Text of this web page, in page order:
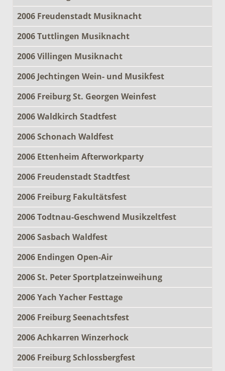
2006 Freudenstadt Musiknacht
2006 Tuttlingen Musiknacht
2006 Villingen Musiknacht
2006 Jechtingen Wein- und Musikfest
2006 Freiburg St. Georgen Weinfest
2006 Waldkirch Stadtfest
2006 Schonach Waldfest
2006 Ettenheim Afterworkparty
2006 Freudenstadt Stadtfest
2006 Freiburg Fakultätsfest
2006 Todtnau-Geschwend Musikzeltfest
2006 Sasbach Waldfest
2006 Endingen Open-Air
2006 St. Peter Sportplatzeinweihung
2006 Yach Yacher Festtage
2006 Freiburg Seenachtsfest
2006 Achkarren Winzerhock
2006 Freiburg Schlossbergfest